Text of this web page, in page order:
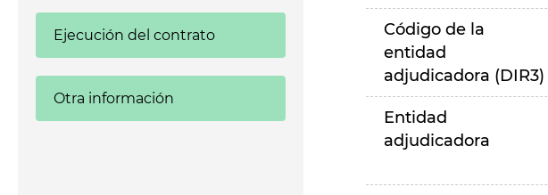
Ejecución del contrato
Otra información
Código de la
entidad
adjudicadora (DIR3)
Entidad
adjudicadora